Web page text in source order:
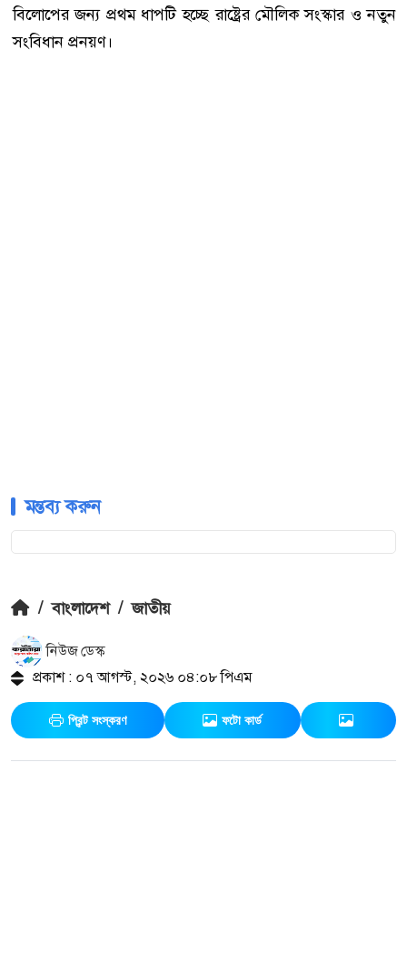
বিলোপের জন্য প্রথম ধাপটি হচ্ছে রাষ্ট্রের মৌলিক সংস্কার ও নতুন
সংবিধান প্রনয়ণ।
মন্তব্য করুন
/ বাংলাদেশ / জাতীয়
নিউজ ডেস্ক
প্রকাশ : ০৭ আগস্ট, ২০২৬ ০৪:০৮ পিএম
প্রিন্ট সংস্করণ ফটো কার্ড